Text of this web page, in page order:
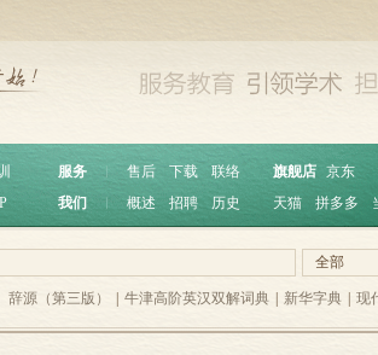
服务 ︱ 售后 下载
联络
我们
概述 招聘 历史
旗舰店 京东
天猫
拼多多
全部
辞源（第三版） 牛津高阶英汉双解词典 新华字典 现